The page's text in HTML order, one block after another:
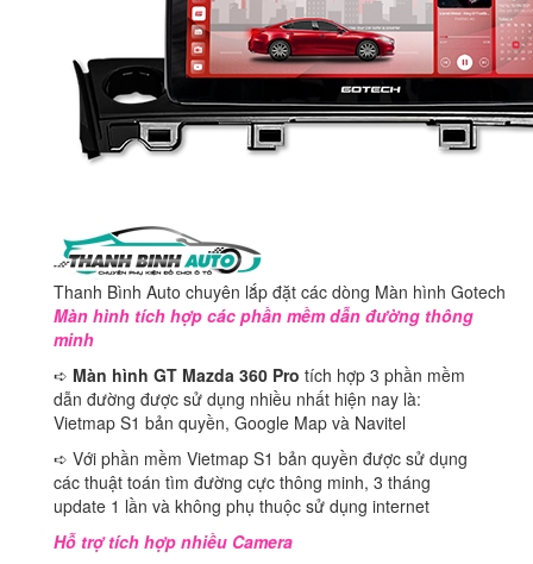
Thanh Bình Auto chuyên lắp đặt các dòng Màn hình Gotech
Màn hình tích hợp các phần mềm dẫn đường thông
minh
➪ Màn hình GT Mazda 360 Pro tích hợp 3 phần mềm
dẫn đường được sử dụng nhiều nhất hiện nay là:
Vietmap S1 bản quyền, Google Map và Navitel
➪ Với phần mềm Vietmap S1 bản quyền được sử dụng
các thuật toán tìm đường cực thông minh, 3 tháng
update 1 lần và không phụ thuộc sử dụng internet
Hỗ trợ tích hợp nhiều Camera